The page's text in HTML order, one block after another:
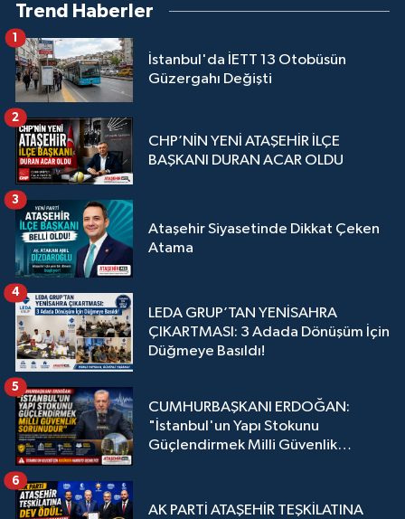
Trend Haberler
İstanbul'da İETT 13 Otobüsün
Güzergahı Değişti
1
CHP’NİN YENİ ATAŞEHİR İLÇE
BAŞKANI DURAN ACAR OLDU
2
Ataşehir Siyasetinde Dikkat Çeken
Atama
3
LEDA GRUP’TAN YENİSAHRA
ÇIKARTMASI: 3 Adada Dönüşüm İçin
Düğmeye Basıldı!
4
CUMHURBAŞKANI ERDOĞAN:
"İstanbul'un Yapı Stokunu
Güçlendirmek Milli Güvenlik
5
AK PARTİ ATAŞEHİR TEŞKİLATINA
6